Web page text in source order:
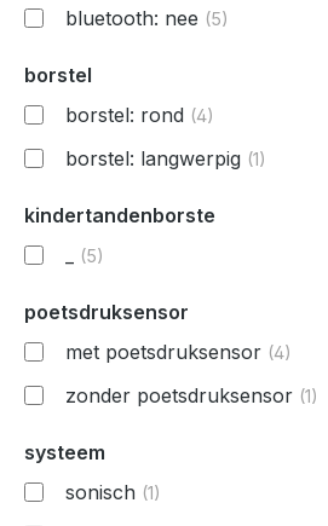
bluetooth: nee (5)
borstel
borstel: rond (4)
borstel: langwerpig (1)
kindertandenborste
(5)
poetsdruksensor
met poetsdruksensor (4)
zonder poetsdruksensor (1)
systeem
sonisch (1)